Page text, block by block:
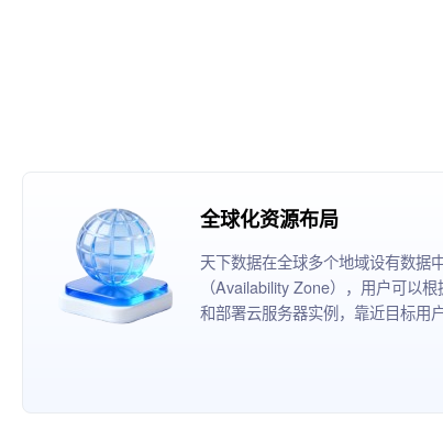
全球化资源布局
天下数据在全球多个地域设有数据
（Availability Zone），用户可以
和部署云服务器实例，靠近目标用